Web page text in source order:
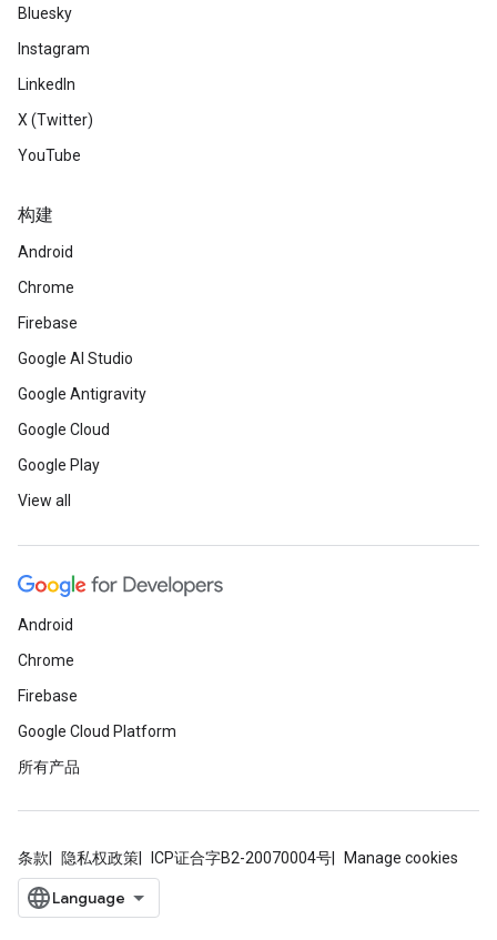
Bluesky
Instagram
LinkedIn
X (Twitter)
YouTube
构建
Android
Chrome
Firebase
Google AI Studio
Google Antigravity
Google Cloud
Google Play
View all
Android
Chrome
Firebase
Google Cloud Platform
所有产品
条款 隐私权政策 ICP证合字B2-20070004号 Manage cookies